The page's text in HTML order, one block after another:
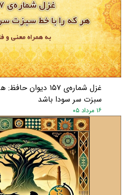
غزل شماره‌ی ۱۵۷
سبزت سر سودا باشد
۱۶ مرداد ۰۵